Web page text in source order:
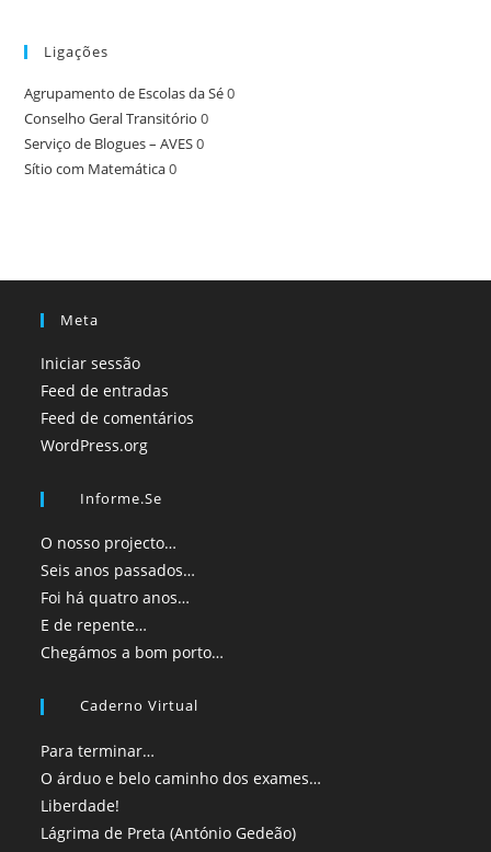
Ligações
Agrupamento de Escolas da Sé0
Conselho Geral Transitório 0
Serviço de Blogues – AVES0
Sítio com Matemática0
Meta
Iniciar sessão
Feed de entradas
Feed de comentários
WordPress.org
Informe.se
O nosso projecto…
Seis anos passados…
Foi há quatro anos…
E de repente…
Chegámos a bom porto…
Caderno Virtual
Para terminar…
O árduo e belo caminho dos exames…
Liberdade!
Lágrima de Preta (António Gedeão)